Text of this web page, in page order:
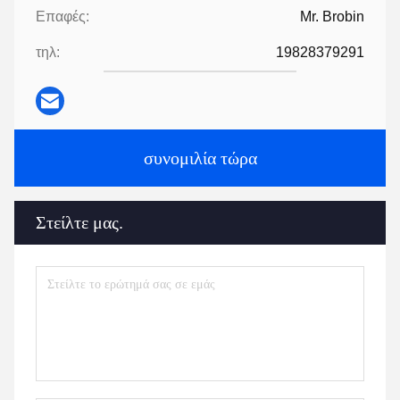
Επαφές: Mr. Brobin
τηλ: 19828379291
συνομιλία τώρα
Στείλτε μας.